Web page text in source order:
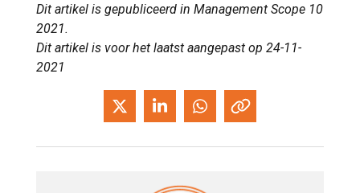
Dit artikel is gepubliceerd in Management Scope 10
2021.
Dit artikel is voor het laatst aangepast op 24-11-
2021